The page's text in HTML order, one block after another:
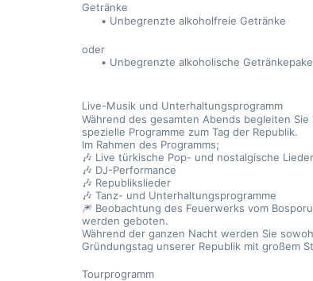
Getränke
Unbegrenzte alkoholfreie Getränke
oder
Unbegrenzte alkoholische
Live-Musik und Unterhaltungsprogramm
Während des gesamten Abends begleiten
spezielle Programme zum Tag der Republik.
Im Rahmen des Programms;
🎶 Live türkische Pop- und nostalgische Lieder
🎶 DJ-Performance
🎶 Republikslieder
🎶 Tanz- und Unterhaltungsprogramme
🎆 Beobachtung des Feuerwerks vom
werden geboten.
Während der ganzen Nacht werden Sie
Gründungstag unserer Republik mit großem
Tourprogramm